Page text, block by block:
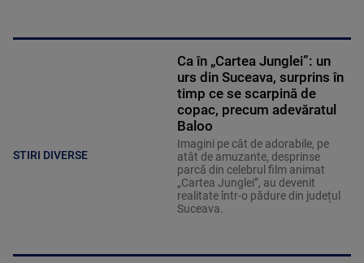
STIRI DIVERSE
Ca în „Cartea Junglei”: un
urs din Suceava, surprins în
timp ce se scarpină de
copac, precum adevăratul
Baloo
Imagini pe cât de adorabile, pe
atât de amuzante, desprinse
parcă din celebrul film animat
„Cartea Junglei”, au devenit
realitate într-o pădure din județul
Suceava.